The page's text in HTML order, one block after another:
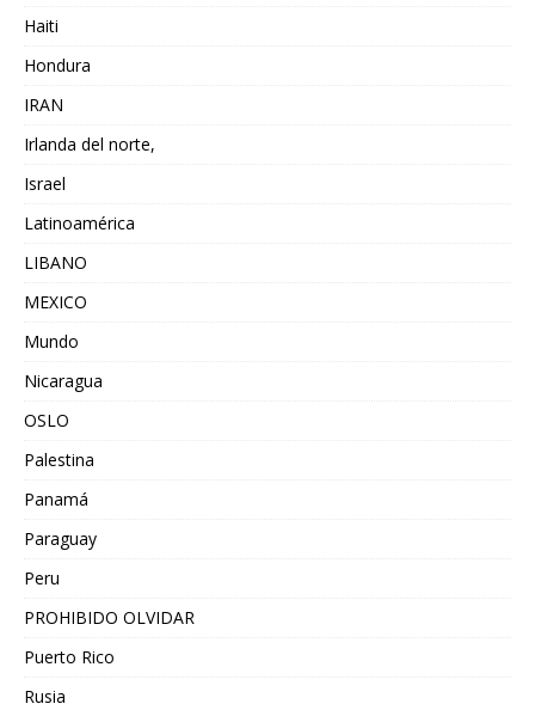
Haiti
Hondura
IRAN
Irlanda del norte,
Israel
Latinoamérica
LIBANO
MEXICO
Mundo
Nicaragua
OSLO
Palestina
Panamá
Paraguay
Peru
PROHIBIDO OLVIDAR
Puerto Rico
Rusia